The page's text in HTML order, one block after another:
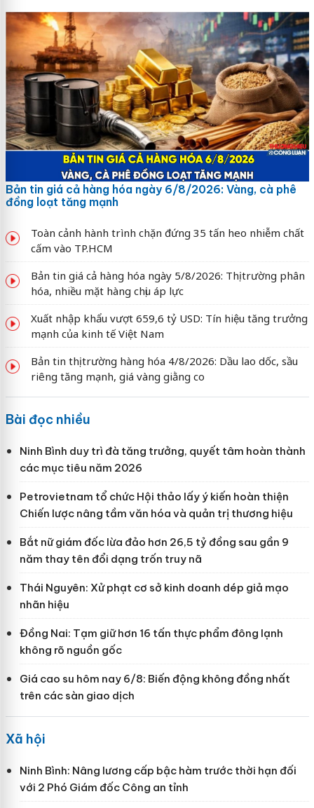
Bản tin giá cả hàng hóa ngày 6/8/2026: Vàng, cà phê
đồng loạt tăng mạnh
Toàn cảnh hành trình chặn đứng 35 tấn heo nhiễm chất
cấm vào TP.HCM
Bản tin giá cả hàng hóa ngày 5/8/2026: Thị trường phân
hóa, nhiều mặt hàng chịu áp lực
Xuất nhập khẩu vượt 659,6 tỷ USD: Tín hiệu tăng trưởng
mạnh của kinh tế Việt Nam
Bản tin thị trường hàng hóa 4/8/2026: Dầu lao dốc, sầu
riêng tăng mạnh, giá vàng giằng co
Bài đọc nhiều
Ninh Bình duy trì đà tăng trưởng, quyết tâm hoàn thành
các mục tiêu năm 2026
Petrovietnam tổ chức Hội thảo lấy ý kiến hoàn thiện
Chiến lược nâng tầm văn hóa và quản trị thương hiệu
Bắt nữ giám đốc lừa đảo hơn 26,5 tỷ đồng sau gần 9
năm thay tên đổi dạng trốn truy nã
Thái Nguyên: Xử phạt cơ sở kinh doanh dép giả mạo
nhãn hiệu
Đồng Nai: Tạm giữ hơn 16 tấn thực phẩm đông lạnh
không rõ nguồn gốc
Giá cao su hôm nay 6/8: Biến động không đồng nhất
trên các sàn giao dịch
Xã hội
Ninh Bình: Nâng lương cấp bậc hàm trước thời hạn đối
với 2 Phó Giám đốc Công an tỉnh